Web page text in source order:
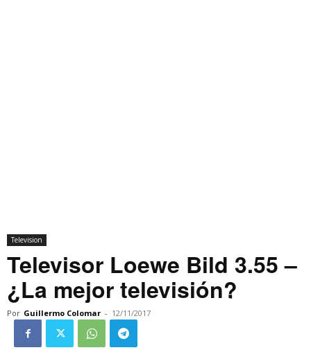
Television
Televisor Loewe Bild 3.55 –
¿La mejor televisión?
Por Guillermo Colomar - 12/11/2017